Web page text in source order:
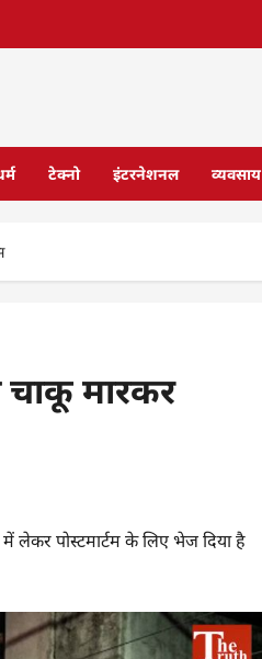
टेक्नो इंटरनेशनल व्यवसाय
मारकर
लेकर पोस्टमार्टम के लिए भेज दिया है